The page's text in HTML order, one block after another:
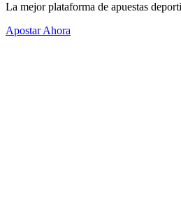
La mejor plataforma de apuestas
Apostar Ahora